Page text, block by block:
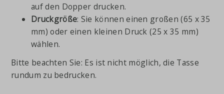
auf den Dopper drucken.
Druckgröße: Sie können einen großen (65 x 35
mm) oder einen kleinen Druck (25 x 35 mm)
wählen.
Bitte beachten Sie: Es ist nicht möglich, die Tasse
rundum zu bedrucken.